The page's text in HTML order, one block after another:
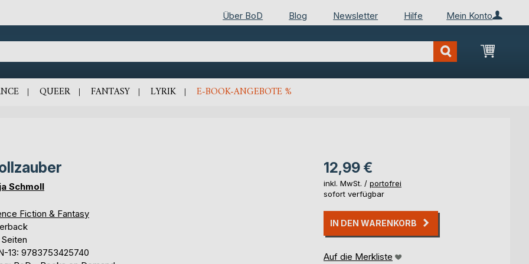
Mein Konto
Über BoD Blog Newsletter Hilfe
Mein
QUEER FANTASY LYRIK E-BOOK-ANGEBOTE %
Schmoll
Fiction & Fantasy
13: 9783753425740
12,99 €
inkl. MwSt. / portofrei
sofort verfügbar
IN DEN WARENKORB
Auf die Merkliste